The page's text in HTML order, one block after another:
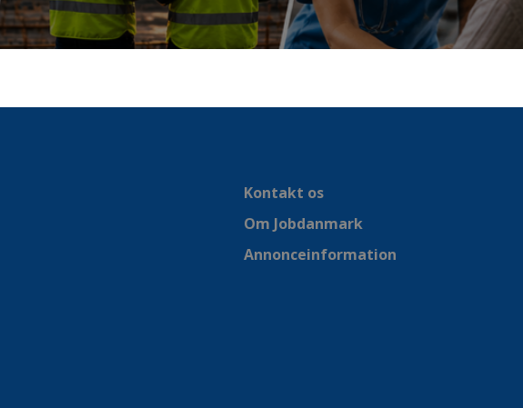
Kontakt os
Om Jobdanmark
Annonceinformation